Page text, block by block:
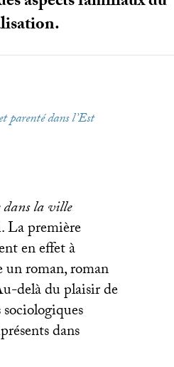
dans l’Est
la ville
La première
en effet à
un roman, roman
delà du plaisir de
dans